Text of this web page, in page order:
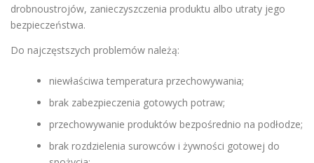
drobnoustrojów, zanieczyszczenia produktu albo utraty jego
bezpieczeństwa.
Do najczęstszych problemów należą:
niewłaściwa temperatura przechowywania;
brak zabezpieczenia gotowych potraw;
przechowywanie produktów bezpośrednio na podłodze;
brak rozdzielenia surowców i żywności gotowej do